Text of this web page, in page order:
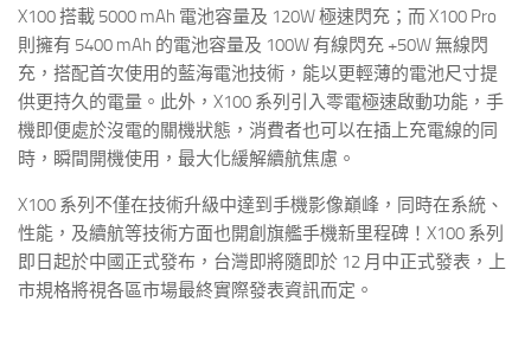
X100 搭載 5000 mAh 電池容量及 120W 極速閃充；而 X100 Pro
則擁有 5400 mAh 的電池容量及 100W 有線閃充 +50W 無線閃
充，搭配首次使用的藍海電池技術，能以更輕薄的電池尺寸提
供更持久的電量。此外，X100 系列引入零電極速啟動功能，手
機即便處於沒電的關機狀態，消費者也可以在插上充電線的同
時，瞬間開機使用，最大化緩解續航焦慮。
X100 系列不僅在技術升級中達到手機影像巔峰，同時在系統、
性能，及續航等技術方面也開創旗艦手機新里程碑！X100 系列
即日起於中國正式發布，台灣即將隨即於 12 月中正式發表，上
市規格將視各區市場最終實際發表資訊而定。